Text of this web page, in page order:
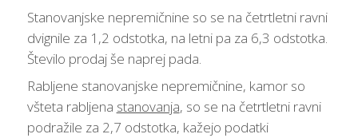
Stanovanjske nepremičnine so se na četrtletni ravni
dvignile za 1,2 odstotka, na letni pa za 6,3 odstotka.
Število prodaj še naprej pada.
Rabljene stanovanjske nepremičnine, kamor so
všteta rabljena stanovanja, so se na četrtletni ravni
podražile za 2,7 odstotka, kažejo podatki